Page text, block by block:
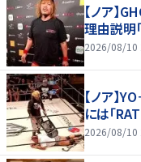
【ノア】
理由説明
2026/08/10
【ノア】
には「
2026/08/10